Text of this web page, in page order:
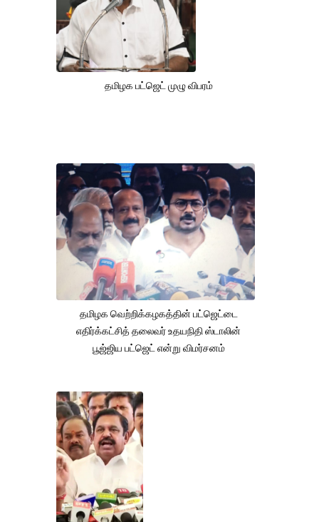
தமிழக பட்ஜெட் முழு விபரம்
தமிழக வெற்றிக்கழகத்தின் பட்ஜெட்டை
எதிர்க்கட்சித் தலைவர் உதயநிதி ஸ்டாலின்
பூஜ்ஜிய பட்ஜெட் என்று விமர்சனம்